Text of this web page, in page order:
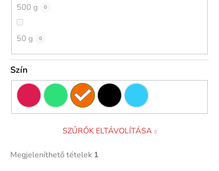
500 g 0
50 g 0
Szín
SZŰRŐK ELTÁVOLÍTÁSA
Megjeleníthető tételek 1